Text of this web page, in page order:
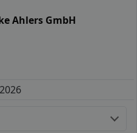
Ahlers GmbH